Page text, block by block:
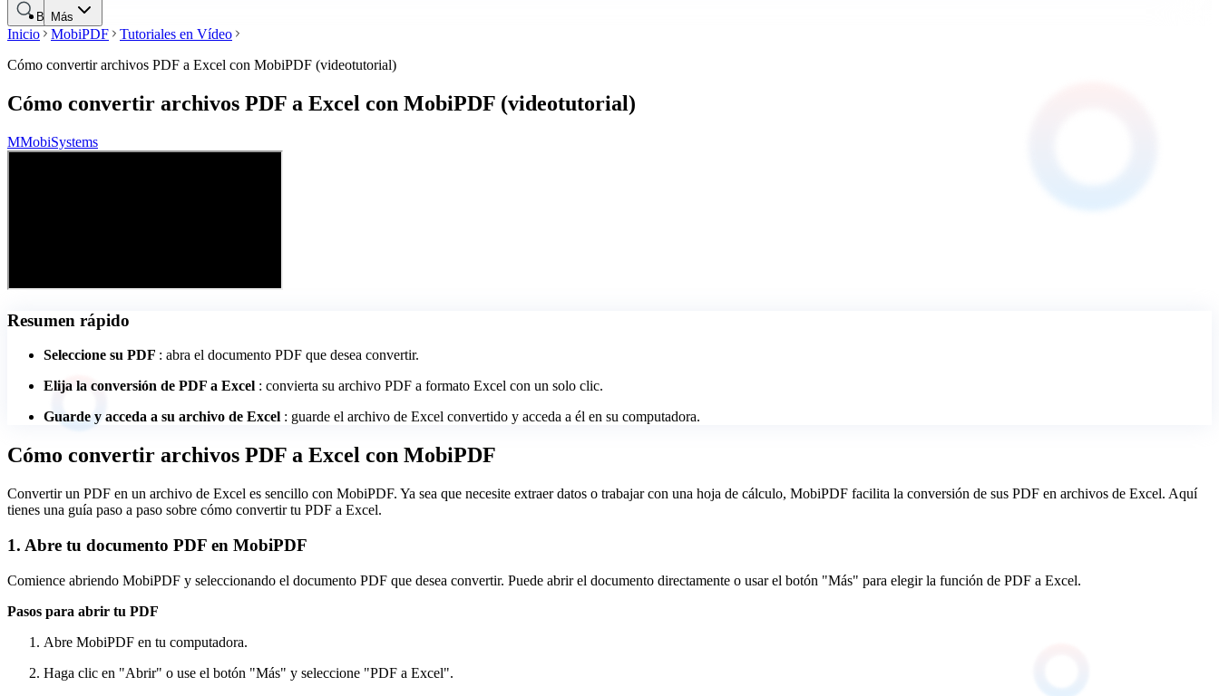
Más
Buscar
Inicio MobiPDF
Tutoriales en Vídeo
Cómo convertir archivos PDF a Excel con MobiPDF (videotutorial)
Cómo convertir archivos PDF a Excel con MobiPDF (videotutorial)
MMobiSystems
Resumen rápido
Seleccione su PDF : abra el documento PDF que desea convertir.
Elija la conversión de PDF a Excel : convierta su archivo PDF a formato Excel con un solo clic.
Guarde y acceda a su archivo de Excel : guarde el archivo de Excel convertido y acceda a él en su computadora.
Cómo convertir archivos PDF a Excel con MobiPDF
Convertir un PDF en un archivo de Excel es sencillo con MobiPDF. Ya sea que necesite extraer datos o trabajar con una hoja de cálculo, MobiPDF facilita la conversión de sus PDF en archivos de Excel. Aquí
tienes una guía paso a paso sobre cómo convertir tu PDF a Excel.
1. Abre tu documento PDF en MobiPDF
Comience abriendo MobiPDF y seleccionando el documento PDF que desea convertir. Puede abrir el documento directamente o usar el botón "Más" para elegir la función de PDF a Excel.
Pasos para abrir tu PDF
Abre MobiPDF en tu computadora.
Haga clic en "Abrir" o use el botón "Más" y seleccione "PDF a Excel".